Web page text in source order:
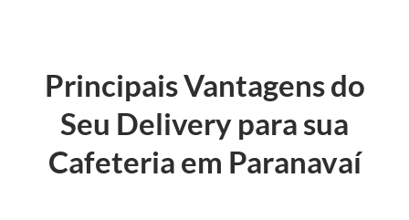
Principais Vantagens do
Seu Delivery para sua
Cafeteria em Paranavaí